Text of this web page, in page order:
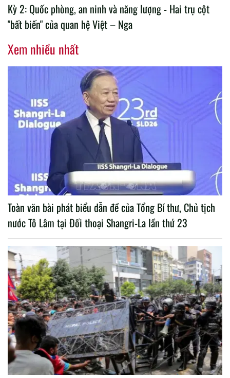
Kỳ 2: Quốc phòng, an ninh và năng lượng - Hai trụ cột
"bất biến" của quan hệ Việt – Nga
Xem nhiều nhất
Toàn văn bài phát biểu dẫn đề của Tổng Bí thư, Chủ tịch
nước Tô Lâm tại Đối thoại Shangri-La lần thứ 23